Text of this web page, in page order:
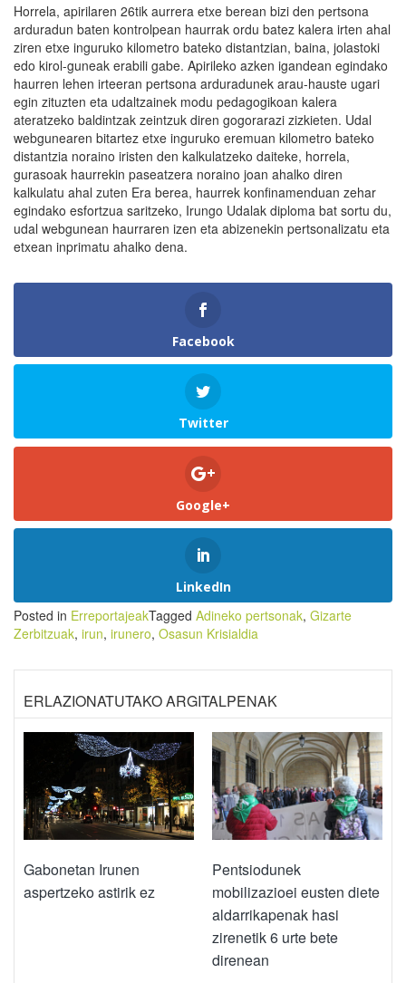
Horrela, apirilaren 26tik aurrera etxe berean bizi den pertsona
arduradun baten kontrolpean haurrak ordu batez kalera irten ahal
ziren etxe inguruko kilometro bateko distantzian, baina, jolastoki
edo kirol-guneak erabili gabe. Apirileko azken igandean egindako
haurren lehen irteeran pertsona arduradunek arau-hauste ugari
egin zituzten eta udaltzainek modu pedagogikoan kalera
ateratzeko baldintzak zeintzuk diren gogorarazi zizkieten. Udal
webgunearen bitartez etxe inguruko eremuan kilometro bateko
distantzia noraino iristen den kalkulatzeko daiteke, horrela,
gurasoak haurrekin paseatzera noraino joan ahalko diren
kalkulatu ahal zuten Era berea, haurrek konfinamenduan zehar
egindako esfortzua saritzeko, Irungo Udalak diploma bat sortu du,
udal webgunean haurraren izen eta abizenekin pertsonalizatu eta
etxean inprimatu ahalko dena.
Facebook
Twitter
Google+
LinkedIn
Posted in ErreportajeakTagged Adineko pertsonak, Gizarte
Zerbitzuak, irun, irunero, Osasun Krisialdia
ERLAZIONATUTAKO ARGITALPENAK
Gabonetan Irunen
aspertzeko astirik ez
Pentsiodunek
mobilizazioei eusten diete
aldarrikapenak hasi
zirenetik 6 urte bete
direnean